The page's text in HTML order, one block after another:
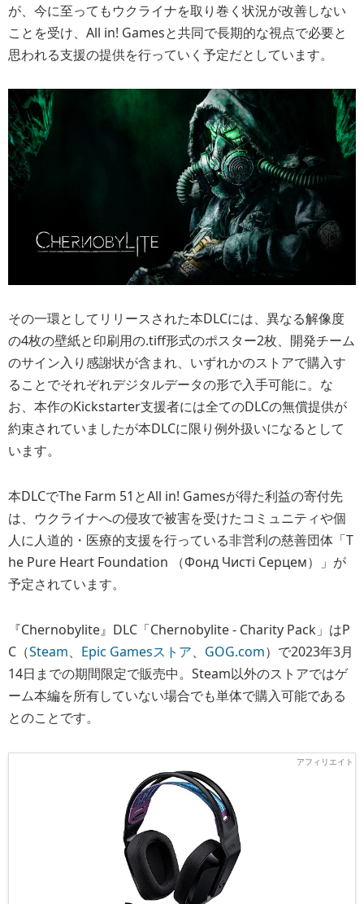
が、今に至ってもウクライナを取り巻く状況が改善しない
ことを受け、All in! Gamesと共同で長期的な視点で必要と
思われる支援の提供を行っていく予定だとしています。
その一環としてリリースされた本DLCには、異なる解像度
の4枚の壁紙と印刷用の.tiff形式のポスター2枚、開発チーム
のサイン入り感謝状が含まれ、いずれかのストアで購入す
ることでそれぞれデジタルデータの形で入手可能に。な
お、本作のKickstarter支援者には全てのDLCの無償提供が
約束されていましたが本DLCに限り例外扱いになるとして
います。
本DLCでThe Farm 51とAll in! Gamesが得た利益の寄付先
は、ウクライナへの侵攻で被害を受けたコミュニティや個
人に人道的・医療的支援を行っている非営利の慈善団体「T
he Pure Heart Foundation （Фонд Чисті Серцем）」が
予定されています。
『Chernobylite』DLC「Chernobylite - Charity Pack」はP
C（Steam、 Epic Gamesストア、 GOG.com）で2023年3月
14日までの期間限定で販売中。Steam以外のストアではゲ
ーム本編を所有していない場合でも単体で購入可能である
とのことです。